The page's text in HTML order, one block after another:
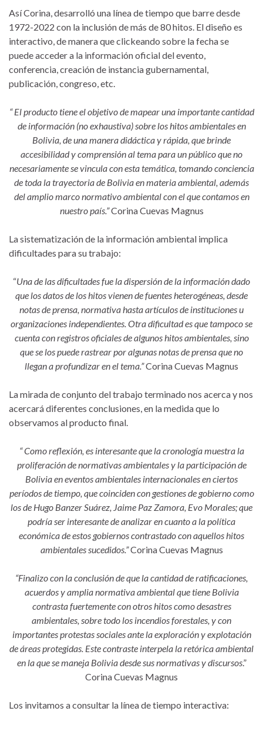
Así Corina, desarrolló una línea de tiempo que barre desde
1972-2022 con la inclusión de más de 80 hitos. El diseño es
interactivo, de manera que clickeando sobre la fecha se
puede acceder a la información oficial del evento,
conferencia, creación de instancia gubernamental,
publicación, congreso, etc.
“ El producto tiene el objetivo de mapear una importante cantidad
de información (no exhaustiva) sobre los hitos ambientales en
Bolivia, de una manera didáctica y rápida, que brinde
accesibilidad y comprensión al tema para un público que no
necesariamente se vincula con esta temática, tomando conciencia
de toda la trayectoria de Bolivia en materia ambiental, además
del amplio marco normativo ambiental con el que contamos en
nuestro país.”Corina Cuevas Magnus
La sistematización de la información ambiental implica
dificultades para su trabajo:
“Una de las dificultades fue la dispersión de la información dado
que los datos de los hitos vienen de fuentes heterogéneas, desde
notas de prensa, normativa hasta artículos de instituciones u
organizaciones independientes. Otra dificultad es que tampoco se
cuenta con registros oficiales de algunos hitos ambientales, sino
que se los puede rastrear por algunas notas de prensa que no
llegan a profundizar en el tema.”Corina Cuevas Magnus
La mirada de conjunto del trabajo terminado nos acerca y nos
acercará diferentes conclusiones, en la medida que lo
observamos al producto final.
“ Como reflexión, es interesante que la cronología muestra la
proliferación de normativas ambientales y la participación de
Bolivia en eventos ambientales internacionales en ciertos
períodos de tiempo, que coinciden con gestiones de gobierno como
los de Hugo Banzer Suárez, Jaime Paz Zamora, Evo Morales; que
podría ser interesante de analizar en cuanto a la política
económica de estos gobiernos contrastado con aquellos hitos
ambientales sucedidos.”Corina Cuevas Magnus
“Finalizo con la conclusión de que la cantidad de ratificaciones,
acuerdos y amplia normativa ambiental que tiene Bolivia
contrasta fuertemente con otros hitos como desastres
ambientales, sobre todo los incendios forestales, y con
importantes protestas sociales ante la exploración y explotación
de áreas protegidas. Este contraste interpela la retórica ambiental
en la que se maneja Bolivia desde sus normativas y discursos.”
Corina Cuevas Magnus
Los invitamos a consultar la línea de tiempo interactiva: